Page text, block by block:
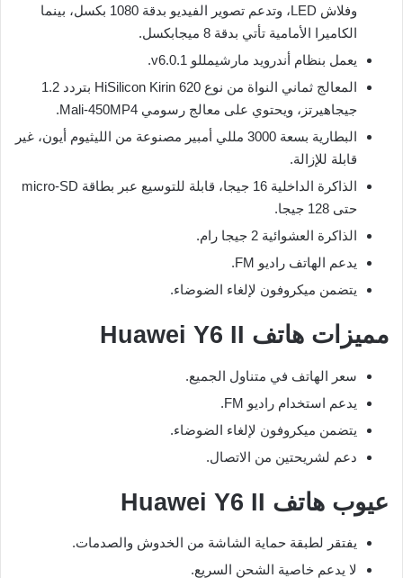
وفلاش LED، وتدعم تصوير الفيديو بدقة 1080 بكسل، بينما
الكاميرا الأمامية تأتي بدقة 8 ميجابكسل.
يعمل بنظام أندرويد مارشيمللو v6.0.1.
المعالج ثماني النواة من نوع HiSilicon Kirin 620 بتردد 1.2
جيجاهيرتز، ويحتوي على معالج رسومي Mali-450MP4.
البطارية بسعة 3000 مللي أمبير مصنوعة من الليثيوم أيون، غير
قابلة للإزالة.
الذاكرة الداخلية 16 جيجا، قابلة للتوسيع عبر بطاقة micro-SD
حتى 128 جيجا.
الذاكرة العشوائية 2 جيجا رام.
يدعم الهاتف راديو FM.
يتضمن ميكروفون لإلغاء الضوضاء.
مميزات هاتف Huawei Y6 II
سعر الهاتف في متناول الجميع.
يدعم استخدام راديو FM.
يتضمن ميكروفون لإلغاء الضوضاء.
دعم لشريحتين من الاتصال.
عيوب هاتف Huawei Y6 II
يفتقر لطبقة حماية الشاشة من الخدوش والصدمات.
لا يدعم خاصية الشحن السريع.